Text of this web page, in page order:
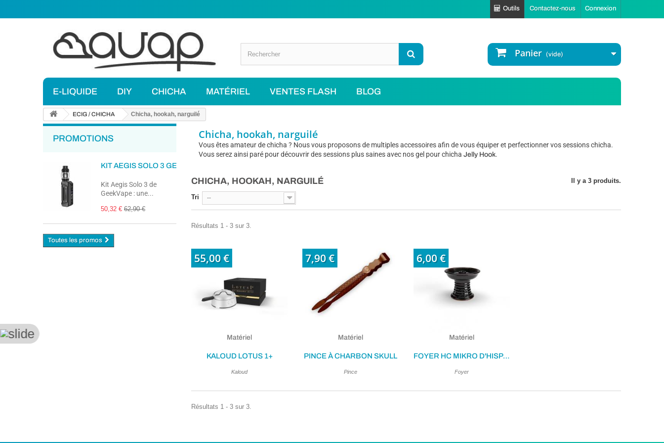
Connexion
Contactez-nous
Outils
Panier (vide)
E-LIQUIDE DIY CHICHA MATÉRIEL VENTES FLASH BLOG
ECIG / CHICHA Chicha, hookah, narguilé
PROMOTIONS
KIT AEGIS SOLO 3 GEEKVAPE
Kit Aegis Solo 3 de
GeekVape : une...
50,32 € 62,90 €
Toutes les promos
Chicha, hookah, narguilé
Vous êtes amateur de chicha ? Nous vous proposons de multiples accessoires afin de vous équiper et perfectionner vos sessions chicha.
Vous serez ainsi paré pour découvrir des sessions plus saines avec nos gel pour chicha Jelly Hook.
CHICHA, HOOKAH, NARGUILÉ Il y a 3 produits.
Tri --
Résultats 1 - 3 sur 3.
55,00 €
Matériel
KALOUD LOTUS 1+
Kaloud
7,90 €
Matériel
PINCE À CHARBON SKULL
Pince
6,00 €
Matériel
FOYER HC MIKRO D'HISPACACHIMBA
Foyer
Résultats 1 - 3 sur 3.